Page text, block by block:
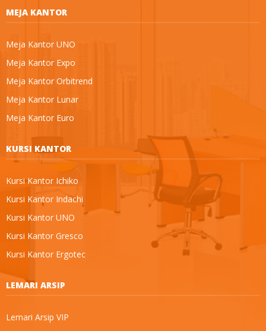
MEJA KANTOR
Meja Kantor UNO
Meja Kantor Expo
Meja Kantor Orbitrend
Meja Kantor Lunar
Meja Kantor Euro
KURSI KANTOR
Kursi Kantor Ichiko
Kursi Kantor Indachi
Kursi Kantor UNO
Kursi Kantor Gresco
Kursi Kantor Ergotec
LEMARI ARSIP
Lemari Arsip VIP